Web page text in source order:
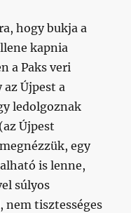
hogy bukja a
kapnia
a Paks veri
az Újpest a
ledolgoznak
Újpest
egy
is lenne,
súlyos
nem tisztességes